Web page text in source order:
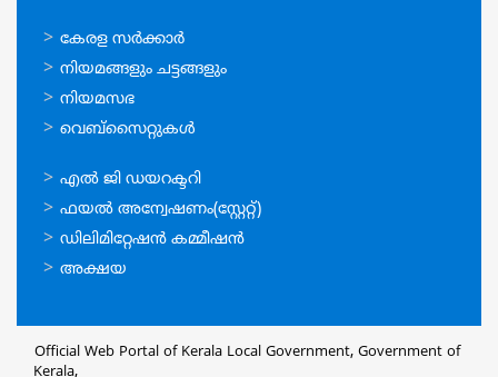
ഉപയോഗപ്രദമായ
കണ്ണികള്‍
കേരള സര്‍ക്കാര്‍
നിയമങ്ങളും ചട്ടങ്ങളും
നിയമസഭ
വെബ്സൈറ്റുകള്‍
ഉപയോഗപ്രദമായ
കണ്ണികള്‍
എല്‍ ജി ഡയറക്ടറി
ഫയല്‍ അന്വേഷണം(സ്റ്റേറ്റ്)
ഡിലിമിറ്റേഷന്‍ കമ്മീഷന്‍
അക്ഷയ
Official Web Portal of Kerala Local Government, Government of
Kerala,